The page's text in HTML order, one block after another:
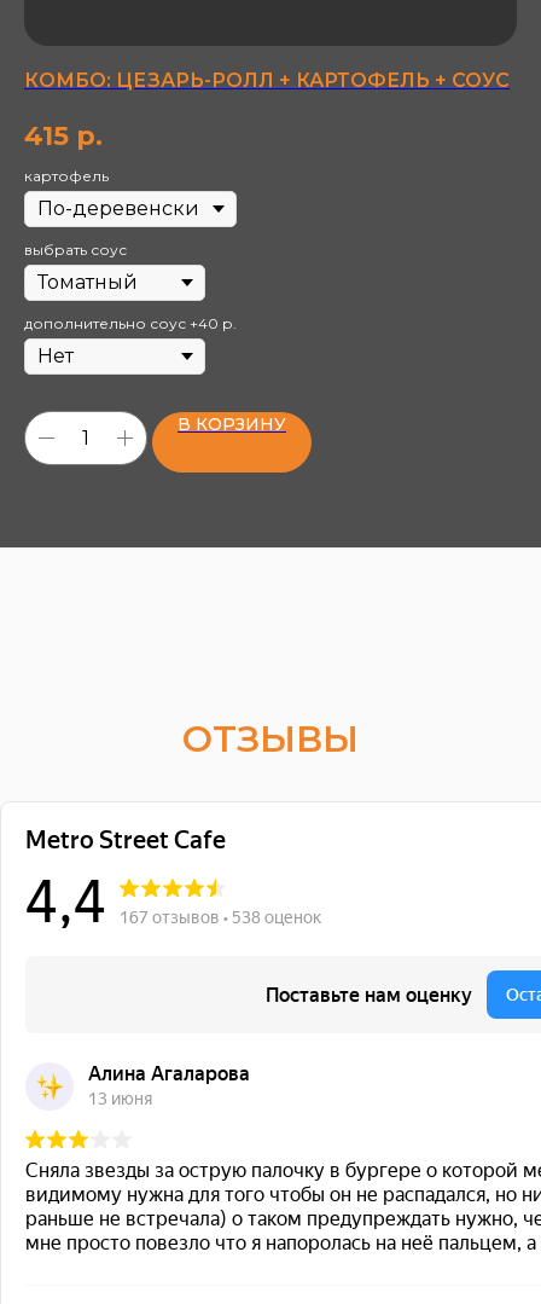
КОМБО: ЦЕЗАРЬ-РОЛЛ + КАРТОФЕЛЬ + СОУС
415 р.
картофель
выбрать соус
дополнительно соус +40 р.
В КОРЗИНУ
ОТЗЫВЫ